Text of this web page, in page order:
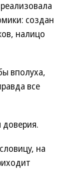
создан
налицо
вполуха,
все
доверия.
на